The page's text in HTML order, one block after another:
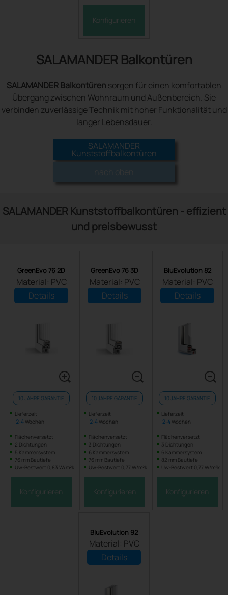
Konfigurieren
SALAMANDER Balkontüren
SALAMANDER Balkontüren sorgen für einen komfortablen
Übergang zwischen Wohnraum und Außenbereich. Sie
verbinden zuverlässige Technik mit hoher Funktionalität und
langer Lebensdauer.
SALAMANDER
Kunststoffbalkontüren
SALAMANDER Kunststoffbalkontüren - effizient
und preisbewusst
GreenEvo 76 2D
Material: PVC
Details
10 JAHRE GARANTIE
Lieferzeit
2- 4Wochen
Flächenversetzt
2 Dichtungen
5 Kammersystem
76 mm Bautiefe
Uw-Bestwert 0,83 W/m²k
Konfigurieren
GreenEvo 76 3D
Material: PVC
Details
10 JAHRE GARANTIE
Lieferzeit
2- 4Wochen
Flächenversetzt
3 Dichtungen
6 Kammersystem
76 mm Bautiefe
Uw-Bestwert 0,77 W/m²k
Konfigurieren
BluEvolution 82
Material: PVC
Details
10 JAHRE GARANTIE
Lieferzeit
2- 4Wochen
Flächenversetzt
3 Dichtungen
6 Kammersystem
82 mm Bautiefe
Uw-Bestwert 0,77 W/m²k
Konfigurieren
BluEvolution 92
Material: PVC
Details